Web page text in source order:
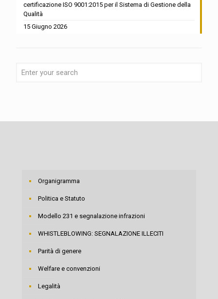
certificazione ISO 9001:2015 per il Sistema di Gestione della
Qualità
15 Giugno 2026
Organigramma
Politica e Statuto
Modello 231 e segnalazione infrazioni
WHISTLEBLOWING: SEGNALAZIONE ILLECITI
Parità di genere
Welfare e convenzioni
Legalità